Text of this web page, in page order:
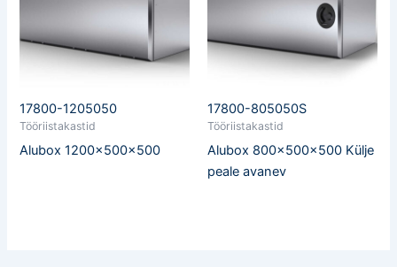
17800-1205050
Tööriistakastid
Alubox 1200x500x500
17800-805050S
Tööriistakastid
Alubox 800x500x500 Külje
peale avanev